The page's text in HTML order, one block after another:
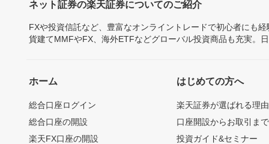
ネット証券の楽天証券についてのご紹介
FXや投資信託など、豊富なオンライントレードで初心者にも
貨建てMMFやFX、海外ETFなどグローバル投資商品も充実。
ホーム
総合口座ログイン
総合口座の開設
楽天FX口座の開設
はじめての方へ
楽天証券が選ばれる理由
口座開設からお取引ま
投資ガイド&セミナー